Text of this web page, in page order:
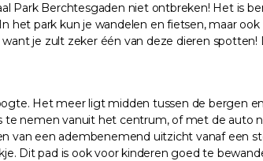
Park Berchtesgaden niet ontbreken! Het is
park kun je wandelen en fietsen, maar
je zult zeker één van deze dieren
Het meer ligt midden tussen de bergen
nemen vanuit het centrum, of met de auto
van een adembenemend uitzicht vanaf een
Dit pad is ook voor kinderen goed te